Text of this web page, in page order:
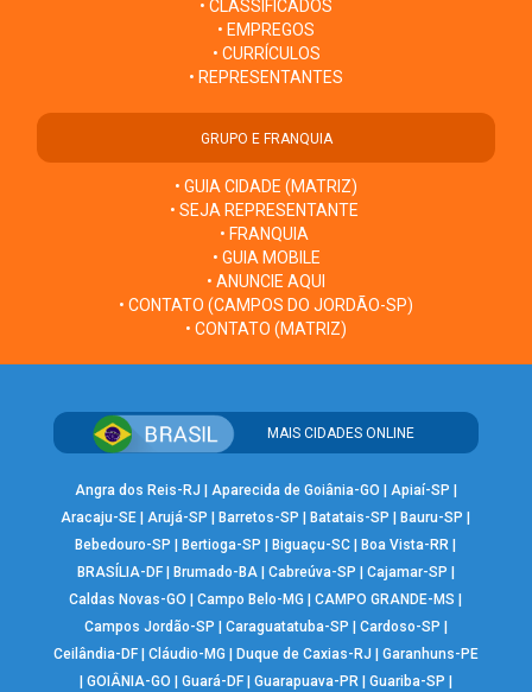
• CLASSIFICADOS
• EMPREGOS
• CURRÍCULOS
• REPRESENTANTES
GRUPO E FRANQUIA
• GUIA CIDADE (MATRIZ)
• SEJA REPRESENTANTE
• FRANQUIA
• GUIA MOBILE
• ANUNCIE AQUI
• CONTATO (CAMPOS DO JORDÃO-SP)
• CONTATO (MATRIZ)
MAIS CIDADES ONLINE
Angra dos Reis-RJ Aparecida de Goiânia-GO Apiaí-SP
Aracaju-SE |Arujá-SP Barretos-SP Batatais-SP Bauru-SP
Bebedouro-SP
Bertioga-SP Biguaçu-SC Boa Vista-RR
BRASÍLIA-DF| Brumado-BA| Cabreúva-SP Cajamar-SP
Caldas Novas-GO
|Campo Belo-MG |CAMPO GRANDE-MS
Campos Jordão-SP
Caraguatatuba-SP Cardoso-SP
Ceilândia-DF| Cláudio-MG Duque de Caxias-RJ
Garanhuns-PE
GOIÂNIA-GO Guará-DF| Guarapuava-PR| Guariba-SP